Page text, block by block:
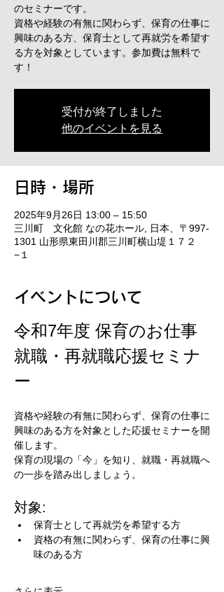
のセミナーです。
資格や経験の有無に関わらず、保育の仕事に
興味のある方、保育士として再就労を希望す
る方を対象としています。参加費は無料で
す！
受付が終了しました
他のイベントを見る
日時・場所
2025年9月26日 13:00 – 15:50
三川町 文化館 なの花ホール, 日本、〒997-
1301 山形県東田川郡三川町横山堤１７２
−１
イベントについて
令和7年度 保育のお仕事
就職・再就職応援セミナ
ー
資格や経験の有無に関わらず、保育の仕事に
興味のある方を対象とした応援セミナーを開
催します。
保育の現場の「今」を知り、就職・再就職へ
の一歩を踏み出しましょう。
対象:
保育士として再就労を希望する方
資格の有無に関わらず、保育の仕事に興
味のある方